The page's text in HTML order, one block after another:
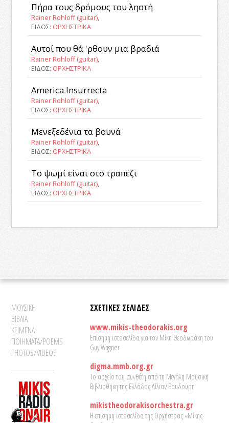
Πήρα τους δρόμους του ληστή
Rainer Rohloff (guitar),
ΕΙΔΟΣ: ΟΡΧΗΣΤΡΙΚΑ
Αυτοί που θά 'ρθουν μια βραδιά
Rainer Rohloff (guitar),
ΕΙΔΟΣ: ΟΡΧΗΣΤΡΙΚΑ
America Insurrecta
Rainer Rohloff (guitar),
ΕΙΔΟΣ: ΟΡΧΗΣΤΡΙΚΑ
Μενεξεδένια τα βουνά
Rainer Rohloff (guitar),
ΕΙΔΟΣ: ΟΡΧΗΣΤΡΙΚΑ
Το ψωμί είναι στο τραπέζι
Rainer Rohloff (guitar)
ΕΙΔΟΣ: ΟΡΧΗΣΤΡΙΚΑ
ΜΟΥΣΙΚΗ
ΒΙΒΛΙΑ
ΚΕΙΜΕΝΑ
ΠΟΙΗΜΑΤΑ/POEMS
PHOTOS/VIDEOS
ΣΧΕΤΙΚΕΣ ΣΕΛΙΔΕΣ
www.mikis-theodorakis.org
Επίσημη ιστοσελίδα για τον Μίκη Θεοδωράκη του
Guy Wagner
digma.mmb.org.gr
Το αρχείο του συνθέτη από τη Μεγάλη Μουσική
Βιβλιοθήκη της Ελλάδος Λίλιαν Βουδούρη
mikistheodorakisorchestra.gr
Η επίσημη ιστοσελίδα της Ορχήστρας «Μίκης